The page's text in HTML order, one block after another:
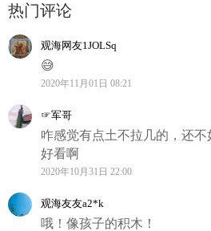
热门评论
观海网友1JOLSq
😅
2020年11月01日 08:21
☞军哥
咋感觉有点土不拉几的，还
好看啊
2020年10月31日 22:00
观海友友a2*k
哦！像孩子的积木！